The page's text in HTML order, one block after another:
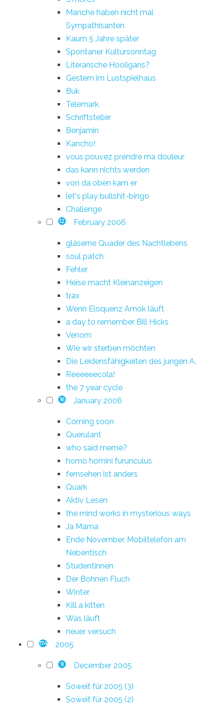
Manche haben nicht mal
Sympathisanten
Kaum 5 Jahre später
Spontaner Kultursonntag
Literarische Hooligans?
Gestern im Lustspielhaus
Buk
Telemark
Schriftsteller
Benjamin
Kancho!
vous pouvez prendre ma douleur
das kann nichts werden
von da oben kam er
let's play bullshit-bingo
Challenge
12 February 2006
gläserne Quader des Nachtlebens
soul patch
Fehler
Heise macht Kleinanzeigen
trax
Wenn Eloquenz Amok läuft
a day to remember Bill Hicks
Venom
Wie wir sterben möchten
Die Leidensfähigkeiten des jungen A.
Reeeeeecola!
the 7 year cycle
16 January 2006
Coming soon
Querulant
who said meme?
homo homini furunculus
fernsehen ist anders
Quark
Aktiv Lesen
the mind works in mysterious ways
Ja Mama
Ende November, Mobiltelefon am
Nebentisch
Studentinnen
Der Bohnen Fluch
Winter
Kill a kitten
Was läuft
neuer versuch
174 2005
9 December 2005
Soweit für 2005 (3)
Soweit für 2005 (2)